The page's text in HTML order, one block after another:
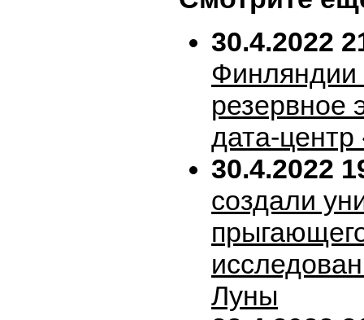
30.4.2022
резервное
дата-
30.4.2022
создали
Луны